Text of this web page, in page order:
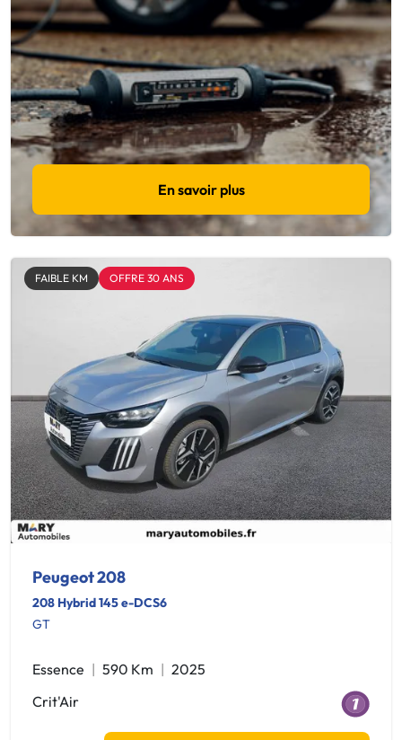
En savoir plus
FAIBLE KM OFFRE 30 ANS
Peugeot 208
208 Hybrid 145 e-DCS6
GT
Essence 590 Km
2025
Crit'Air